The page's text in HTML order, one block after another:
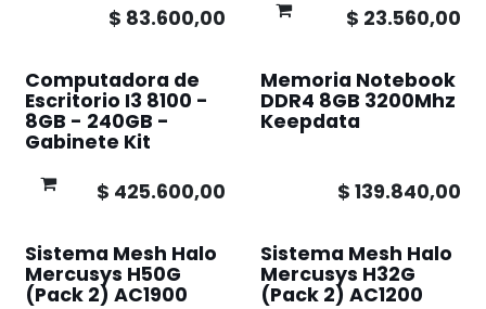
$ 83.600,00 $ 23.560,00
Computadora de
Escritorio I3 8100 -
8GB - 240GB -
Gabinete Kit
$ 425.600,00
Memoria Notebook
DDR4 8GB 3200Mhz
Keepdata
$ 139.840,00
Sistema Mesh Halo
Mercusys H50G
(Pack 2) AC1900
Sistema Mesh Halo
Mercusys H32G
(Pack 2) AC1200